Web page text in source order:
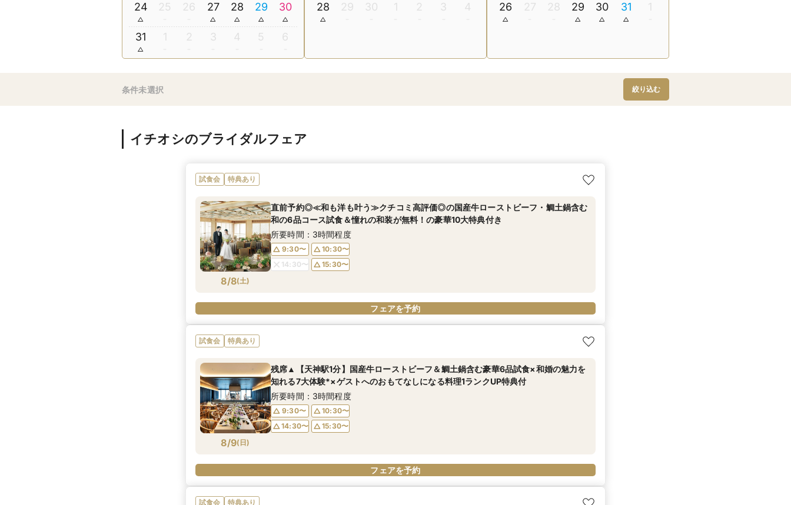
24 25 26 27 28 29 30
31 1 2 3 4 5 6
28 29 30 1 2 3 4 26 27 28 29 30 31 1
条件未選択 絞り込む
イチオシのブライダルフェア
試食会 特典あり
8/8(土)
直前予約◎≪和も洋も叶う≫クチコミ高評価◎の国産牛ローストビーフ・鯛土鍋含む
和の6品コース試食＆憧れの和装が無料！の豪華10大特典付き
所要時間：3時間程度
9:30〜
10:30〜
14:30〜
15:30〜
フェアを予約
試食会 特典あり
8/9( 日)
残席▲【天神駅1分】国産牛ローストビーフ＆鯛土鍋含む豪華6品試食×和婚の魅力を
知れる7大体験*×ゲストへのおもてなしになる料理1ランクUP特典付
所要時間：3時間程度
9:30〜
10:30〜
14:30〜
15:30〜
フェアを予約
試食会 特典あり